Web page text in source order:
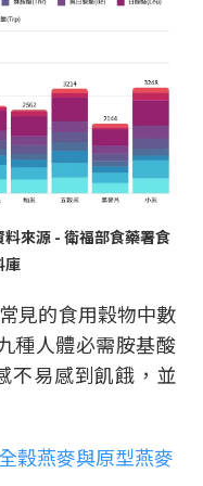
料來源 - 衛福部食藥署食
庫
見的食用穀物中數
種人體必需胺基酸
不易感到飢餓，並
穀燕麥與原型燕麥